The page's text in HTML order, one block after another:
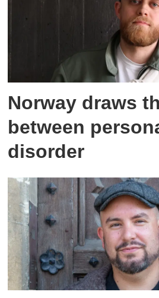
Norway draws
between
disorder